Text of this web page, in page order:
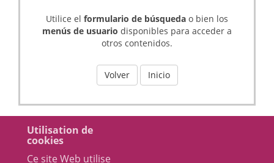
Utilisation de
cookies
Ce site Web utilise
Utilice el formulario de búsqueda o bien los
menús de usuario disponibles para acceder a
otros contenidos.
Volver Inicio